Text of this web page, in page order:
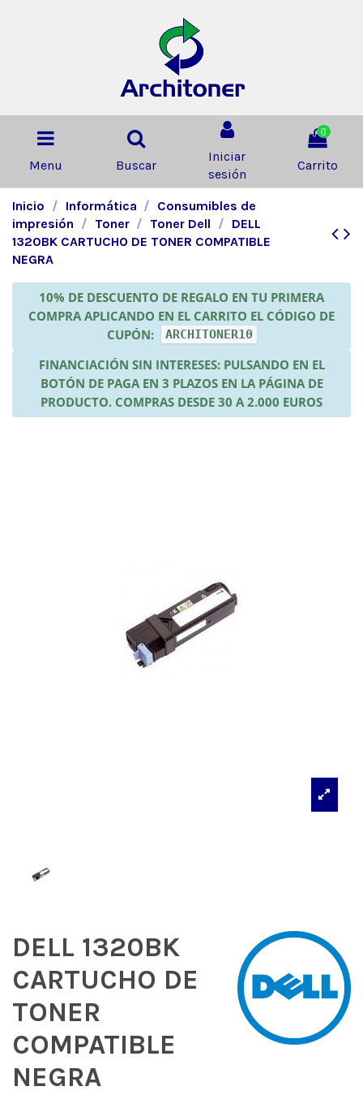
Menu Buscar
Iniciar
sesión
0
Carrito
Inicio Informática
Consumibles de
impresión
Toner Toner Dell
DELL
1320BK CARTUCHO DE TONER COMPATIBLE
NEGRA
10% DE DESCUENTO DE REGALO EN TU PRIMERA
COMPRA APLICANDO EN EL CARRITO EL CÓDIGO DE
CUPÓN:
ARCHITONER10
FINANCIACIÓN SIN INTERESES: PULSANDO EN EL
BOTÓN DE PAGA EN 3 PLAZOS EN LA PÁGINA DE
PRODUCTO. COMPRAS DESDE 30 A 2.000 EUROS
DELL 1320BK
CARTUCHO DE
TONER
COMPATIBLE
NEGRA